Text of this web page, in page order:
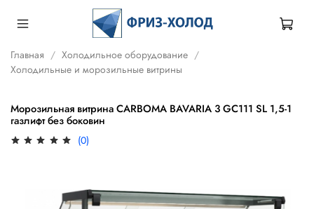
Главная
Холодильное оборудование
Холодильные и морозильные витрины
Морозильная витрина CARBOMA BAVARIA 3 GC111 SL 1,5-1
газлифт без боковин
(0)